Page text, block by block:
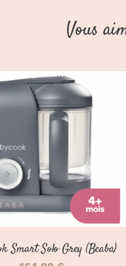
Vous
AU PANIER
Smart Solo Grey (Beaba)